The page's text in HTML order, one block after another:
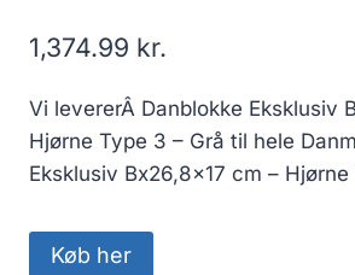
1,374.99 kr.
Vi levererÂ Danblokke Eksklusiv
Hjørne Type 3 – Grå til hele
Eksklusiv Bx26,8×17 cm –
Køb her